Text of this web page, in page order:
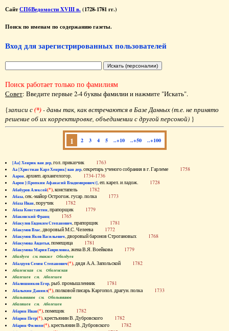
СайтСПбВедомости XVIII в. (1728-1781 гг.)
Поиск по именам по содержанию газеты.
Вход для зарегистрированных пользователей
Поиск работает только по фамилиям
Совет: Введите первые 2-4 буквы фамилии и нажмите "Искать".
{записи с(*)- даны так, как встречаются в Базе Данных (т.е. не принято
решение об их корректировке, объединении с другой персоной) }
1 2 3 4 5 ..+10 ..+50 ..+100
[Аа] Хенрик ван дер, гол. приказчик 1763
Аа [Христиан Карл Хенрик] ван дер, секретарь ученого собрания в г. Гарлеме 1758
Аарон, архиеп. архангелогор. 1734-1736
Аарон [(Еропкин Афанасий Владимирович)], еп. карел. и ладож. 1728
Абабуров Алексей(*), констапель 1782
Абаза, сек.-майор Острогож. гусар. полка 1773
Абаза Иван, поручик 1782
Абаза Константин, прапорщик 1779
Абаковский Франц 1765
Абакулов Евдоким Степанович, прапорщик 1781
Абакумов Влас, дворовый М.С. Челеева 1772
Абакумов Яков Васильевич, дворовый баронов Строгановых 1768
Абакумова Авдотья, помещица 1781
Абакумова Мария Гавриловна, жена В.Я. Воейкова 1779
Абалдуев см. также Оболдуев
Абалдуев Семен Степанович(*), дядя А.А. Запольской 1782
Абаленская см. Оболенская
Абалешев см. Аболешев
Абалишников Егор, рыб. промышленник 1781
Абалыхин Даниил(*), полковой писарь Каргопол. драгун. полка 1733
Абальянинов см. Обольянинов
Абаляшев см. Аболешев
Абарин Иван(*), помещик 1782
Абарин Петр(*), крестьянин В. Дубровского 1782
Абарин Филипп(*), крестьянин В. Дубровского 1782